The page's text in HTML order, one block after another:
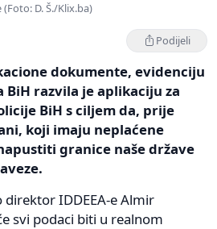
D. Š./Klix.ba)
Podijeli
dokumente, evidenciju
razvila je aplikaciju za
BiH s ciljem da, prije
koji imaju neplaćene
granice naše države
IDDEEA-e Almir
svi podaci biti u realnom